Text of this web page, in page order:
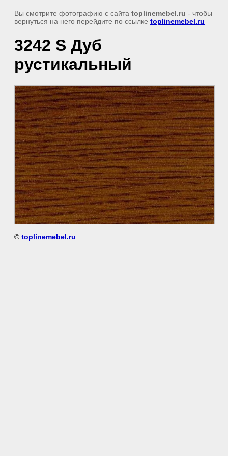
Вы смотрите фотографию с сайта toplinemebel.ru - чтобы
вернуться на него перейдите по ссылке toplinemebel.ru
3242 S Дуб
рустикальный
© toplinemebel.ru